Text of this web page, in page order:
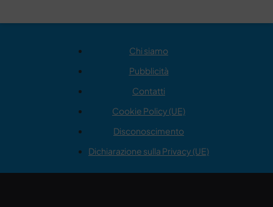
Chi siamo
Pubblicità
Contatti
Cookie Policy (UE)
Disconoscimento
Dichiarazione sulla Privacy (UE)